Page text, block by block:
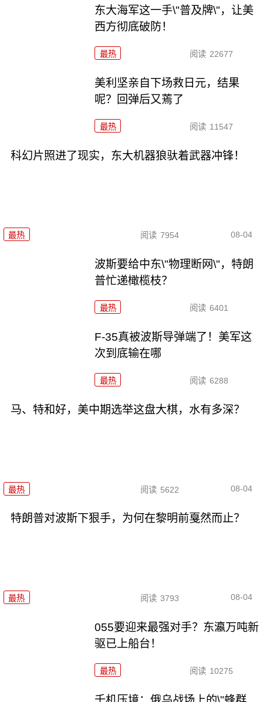
东大海军这一手\"普及牌\"，让美
西方彻底破防！
最热 阅读 22677
美利坚亲自下场救日元，结果
呢？回弹后又蔫了
最热 阅读 11547
科幻片照进了现实，东大机器狼驮着武器冲锋！
最热 阅读 7954 08-04
波斯要给中东\"物理断网\"，特朗
普忙递橄榄枝？
最热 阅读 6401
F-35真被波斯导弹端了！美军这
次到底输在哪
最热 阅读 6288
马、特和好，美中期选举这盘大棋，水有多深？
最热 阅读 5622 08-04
特朗普对波斯下狠手，为何在黎明前戛然而止？
最热 阅读 3793 08-04
055要迎来最强对手？东瀛万吨新
驱已上船台！
最热 阅读 10275